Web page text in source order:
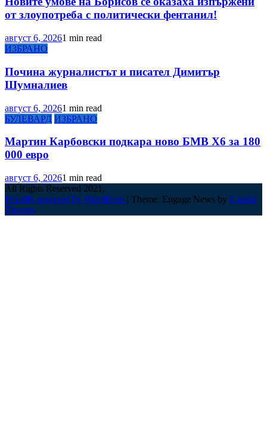
от злоупотреба с политически фентанил!
август 6, 20261 min read
ИЗБРАНО
Почина журналистът и писател Димитър
Шумналиев
август 6, 20261 min read
БУЛЕВАРД ИЗБРАНО
Мартин Карбовски подкара ново БМВ Х6 за 180
000 евро
август 6, 20261 min read
All Rights Reserved 2021.
Proudly powered by WordPress | Theme: Engage News by Candid
Themes.